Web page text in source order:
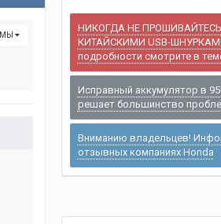
НИКОГДА НЕ ПРОШИВАЙТЕСЬ
КИТАЙСКИМИ USB-
подробности смотрите в
Исправный аккумулятор в
решает большинство
Вниманию владельцев!
отзывных компаниях Honda